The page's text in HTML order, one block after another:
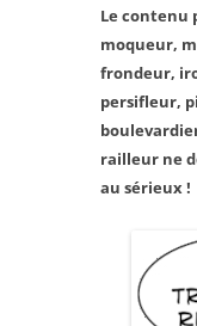
Le contenu
moqueur,
frondeur,
persifleur,
railleur ne
au sérieux !